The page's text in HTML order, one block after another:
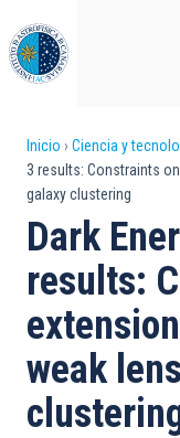
al
contenido
principal
Sobrescribir
enlaces
de
ayuda
a
la
navegación
Inicio Ciencia y
3 results: Constraints
galaxy clustering
Dark
results:
weak